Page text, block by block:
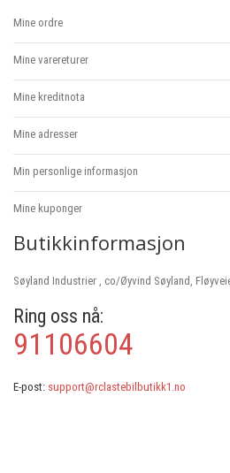
Mine ordre
Mine varereturer
Mine kreditnota
Mine adresser
Min personlige informasjon
Mine kuponger
Butikkinformasjon
Søyland Industrier , co/Øyvind Søyland,
Ring oss nå:
91106604
E-post: support@rclastebilbutikk1.no